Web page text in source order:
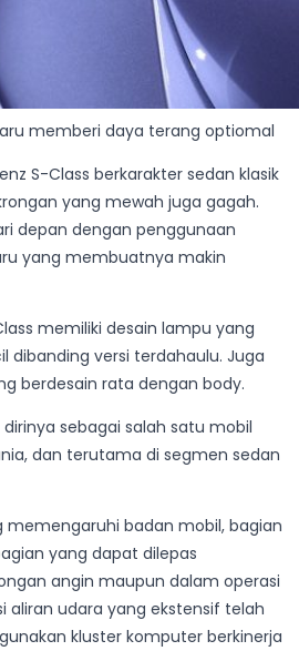
memberi daya terang optiomal
S-Class berkarakter sedan klasik
yang mewah juga gagah.
depan dengan penggunaan
yang membuatnya makin
memiliki desain lampu yang
dibanding versi terdahaulu. Juga
berdesain rata dengan body.
sebagai salah satu mobil
dan terutama di segmen sedan
memengaruhi badan mobil, bagian
yang dapat dilepas
angin maupun dalam operasi
aliran udara yang ekstensif telah
kluster komputer berkinerja